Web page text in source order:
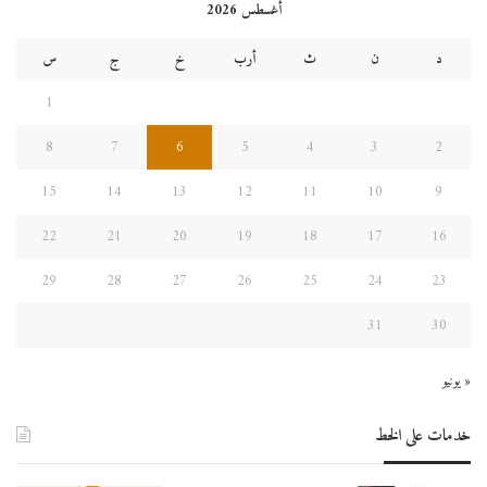
أغسطس 2026
د
ن ث أرب خ ج
س
1
2
3
4
5
6
7
8
9
10
11
12
13
14
15
16
17
18
19
20
21
22
23
24
25
26
27
28
29
30
31
« يونيو
خدمات على الخط